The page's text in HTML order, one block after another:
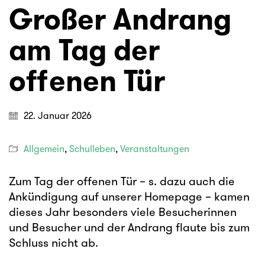
Großer Andrang
am Tag der
offenen Tür
22. Januar 2026
Allgemein, Schulleben, Veranstaltungen
Zum Tag der offenen Tür – s. dazu auch die
Ankündigung auf unserer Homepage – kamen
dieses Jahr besonders viele Besucherinnen
und Besucher und der Andrang flaute bis zum
Schluss nicht ab.